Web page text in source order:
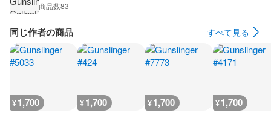
商品数83
同じ作者の商品 すべて見る
¥1,700 ¥1,700 ¥1,700 ¥1,700